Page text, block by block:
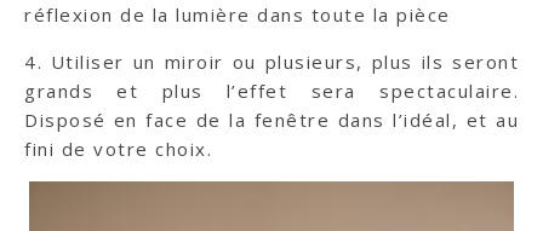
réflexion de la lumière dans toute la pièce
4. Utiliser un miroir ou plusieurs, plus ils seront
grands et plus l’effet sera spectaculaire.
Disposé en face de la fenêtre dans l’idéal, et au
fini de votre choix.